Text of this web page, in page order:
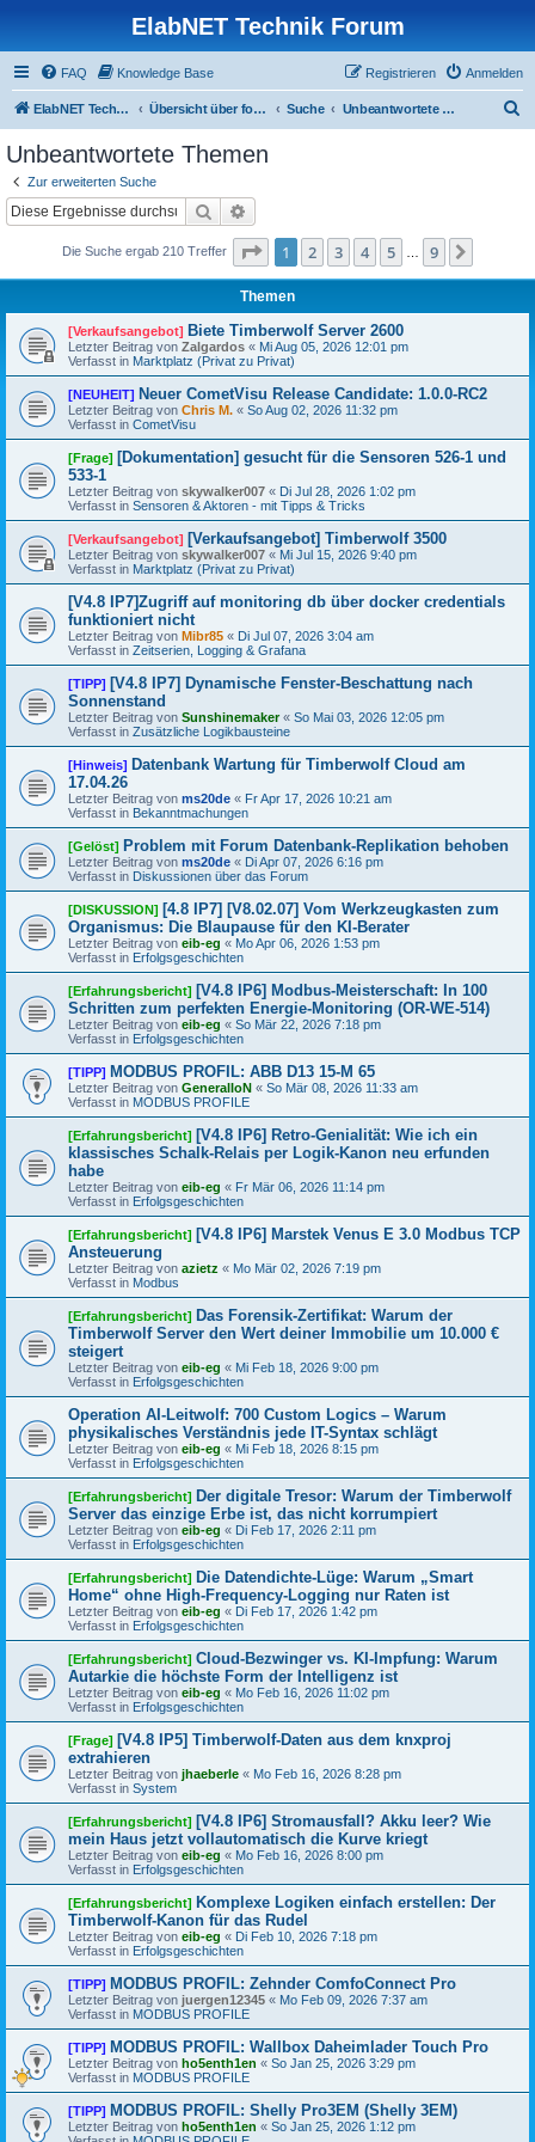
ElabNET Technik Forum
FAQ Knowledge Base Anmelden
Registrieren
ElabNET Technik Forum Übersicht über forum.timberwolf.io Suche Unbeantwortete Themen
Unbeantwortete Themen
Zur erweiterten Suche
Suche
Die Suche ergab 210 Treffer Seite 1von
1 2 3 4 5 9
Themen
[Verkaufsangebot] Biete Timberwolf Server 2600
Letzter Beitrag von Zalgardos « Mi Aug 05, 2026 12:01 pm
Verfasst in Marktplatz (Privat zu Privat)
[NEUHEIT] Neuer CometVisu Release Candidate: 1.0.0-RC2
Letzter Beitrag von Chris M. « So Aug 02, 2026 11:32 pm
Verfasst in CometVisu
[Frage] [Dokumentation] gesucht für die Sensoren 526-1 und
533-1
Letzter Beitrag von skywalker007 « Di Jul 28, 2026 1:02 pm
Verfasst in Sensoren & Aktoren - mit Tipps & Tricks
[Verkaufsangebot] [Verkaufsangebot] Timberwolf 3500
Letzter Beitrag von skywalker007 « Mi Jul 15, 2026 9:40 pm
Verfasst in Marktplatz (Privat zu Privat)
[V4.8 IP7]Zugriff auf monitoring db über docker credentials
funktioniert nicht
Letzter Beitrag von Mibr85 « Di Jul 07, 2026 3:04 am
Verfasst in Zeitserien, Logging & Grafana
[TIPP] [V4.8 IP7] Dynamische Fenster-Beschattung nach
Sonnenstand
Letzter Beitrag von Sunshinemaker« So Mai 03, 2026 12:05 pm
Verfasst in Zusätzliche Logikbausteine
[Hinweis] Datenbank Wartung für Timberwolf Cloud am
17.04.26
Letzter Beitrag von ms20de « Fr Apr 17, 2026 10:21 am
Verfasst in Bekanntmachungen
[Gelöst] Problem mit Forum Datenbank-Replikation behoben
Letzter Beitrag von ms20de « Di Apr 07, 2026 6:16 pm
Verfasst in Diskussionen über das Forum
[DISKUSSION] [4.8 IP7] [V8.02.07] Vom Werkzeugkasten zum
Organismus: Die Blaupause für den KI-Berater
Letzter Beitrag von eib-eg « Mo Apr 06, 2026 1:53 pm
Verfasst in Erfolgsgeschichten
[Erfahrungsbericht] [V4.8 IP6] Modbus-Meisterschaft: In 100
Schritten zum perfekten Energie-Monitoring (OR-WE-514)
Letzter Beitrag von eib-eg « So Mär 22, 2026 7:18 pm
Verfasst in Erfolgsgeschichten
[TIPP] MODBUS PROFIL: ABB D13 15-M 65
Letzter Beitrag von GeneralIoN « So Mär 08, 2026 11:33 am
Verfasst in MODBUS PROFILE
[Erfahrungsbericht] [V4.8 IP6] Retro-Genialität: Wie ich ein
klassisches Schalk-Relais per Logik-Kanon neu erfunden
habe
Letzter Beitrag von eib-eg « Fr Mär 06, 2026 11:14 pm
Verfasst in Erfolgsgeschichten
[Erfahrungsbericht] [V4.8 IP6] Marstek Venus E 3.0 Modbus TCP
Ansteuerung
Letzter Beitrag von azietz « Mo Mär 02, 2026 7:19 pm
Verfasst in Modbus
[Erfahrungsbericht] Das Forensik-Zertifikat: Warum der
Timberwolf Server den Wert deiner Immobilie um 10.000 €
steigert
Letzter Beitrag von eib-eg « Mi Feb 18, 2026 9:00 pm
Verfasst in Erfolgsgeschichten
Operation AI-Leitwolf: 700 Custom Logics – Warum
physikalisches Verständnis jede IT-Syntax schlägt
Letzter Beitrag von eib-eg « Mi Feb 18, 2026 8:15 pm
Verfasst in Erfolgsgeschichten
[Erfahrungsbericht] Der digitale Tresor: Warum der Timberwolf
Server das einzige Erbe ist, das nicht korrumpiert
Letzter Beitrag von eib-eg « Di Feb 17, 2026 2:11 pm
Verfasst in Erfolgsgeschichten
[Erfahrungsbericht] Die Datendichte-Lüge: Warum „Smart
Home“ ohne High-Frequency-Logging nur Raten ist
Letzter Beitrag von eib-eg « Di Feb 17, 2026 1:42 pm
Verfasst in Erfolgsgeschichten
[Erfahrungsbericht] Cloud-Bezwinger vs. KI-Impfung: Warum
Autarkie die höchste Form der Intelligenz ist
Letzter Beitrag von eib-eg « Mo Feb 16, 2026 11:02 pm
Verfasst in Erfolgsgeschichten
[Frage] [V4.8 IP5] Timberwolf-Daten aus dem knxproj
extrahieren
Letzter Beitrag von jhaeberle « Mo Feb 16, 2026 8:28 pm
Verfasst in System
[Erfahrungsbericht] [V4.8 IP6] Stromausfall? Akku leer? Wie
mein Haus jetzt vollautomatisch die Kurve kriegt
Letzter Beitrag von eib-eg « Mo Feb 16, 2026 8:00 pm
Verfasst in Erfolgsgeschichten
[Erfahrungsbericht] Komplexe Logiken einfach erstellen: Der
Timberwolf-Kanon für das Rudel
Letzter Beitrag von eib-eg « Di Feb 10, 2026 7:18 pm
Verfasst in Erfolgsgeschichten
[TIPP] MODBUS PROFIL: Zehnder ComfoConnect Pro
Letzter Beitrag von juergen12345 « Mo Feb 09, 2026 7:37 am
Verfasst in MODBUS PROFILE
[TIPP] MODBUS PROFIL: Wallbox Daheimlader Touch Pro
Letzter Beitrag von ho5enth1en « So Jan 25, 2026 3:29 pm
Verfasst in MODBUS PROFILE
[TIPP] MODBUS PROFIL: Shelly Pro3EM (Shelly 3EM)
Letzter Beitrag von ho5enth1en « So Jan 25, 2026 1:12 pm